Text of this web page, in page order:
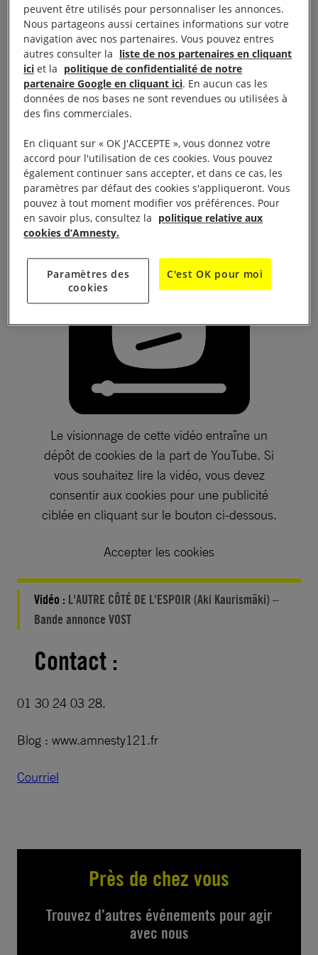
2017)
Entre réalité sombre et comédie, un magnifique
éloge de la fraternité
Projection suivie d’un débat
Vendredi 19 mai 2017 à 20h30
à l’Atrium de Chaville
3, parvis Robert-Schuman
Le visionnage de cette vidéo entraîne un
dépôt de cookies de la part de YouTube. Si
vous souhaitez lire la vidéo, vous devez
consentir aux cookies pour une publicité
ciblée en cliquant sur le bouton ci-dessous.
Accepter les cookies
Vidéo : L'AUTRE CÔTÉ DE L'ESPOIR (Aki Kaurismäki) –
Bande annonce VOST
Contact :
01 30 24 03 28.
Blog : www.amnesty121.fr
Courriel
Près de chez vous
Trouvez d’autres événements pour agir
avec nous
peuvent être utilisés pour personnaliser les annonces.
Nous partageons aussi certaines informations sur votre
navigation avec nos partenaires. Vous pouvez entres
autres consulter la liste de nos partenaires en cliquant
ici et la politique de confidentialité de notre
partenaire Google en cliquant ici. En aucun cas les
données de nos bases ne sont revendues ou utilisées à
des fins commerciales.
En cliquant sur « OK J'ACCEPTE », vous donnez votre
accord pour l'utilisation de ces cookies. Vous pouvez
également continuer sans accepter, et dans ce cas, les
paramètres par défaut des cookies s'appliqueront. Vous
pouvez à tout moment modifier vos préférences. Pour
en savoir plus, consultez la politique relative aux
cookies d’Amnesty.
Paramètres des
cookies
C'est OK pour moi